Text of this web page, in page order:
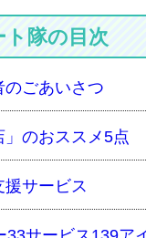
ト隊の目次
ごあいさつ
のおススメ5点
サービス